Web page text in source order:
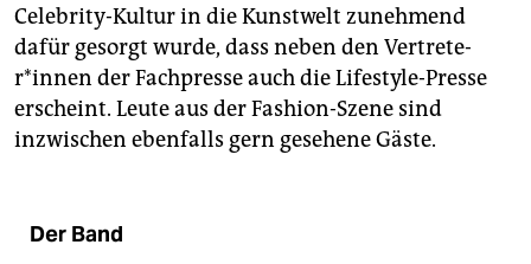
Celebrity-Kultur in die Kunstwelt zunehmend
dafür gesorgt wurde, dass neben den Ver­tre­te­
r*innen der Fachpresse auch die Lifestyle-Presse
erscheint. Leute aus der Fashion-Szene sind
inzwischen ebenfalls gern gesehene Gäste.
Der Band